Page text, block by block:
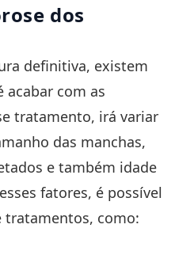
dos
definitiva, existem
acabar com as
tratamento, irá variar
das manchas,
e também idade
fatores, é possível
tratamentos, como: